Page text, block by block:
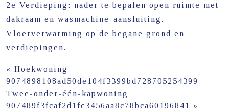
2e Verdieping: nader te bepalen open ruimte met
dakraam en wasmachine-aansluiting.
Vloerverwarming op de begane grond en
verdiepingen.
« Hoekwoning
9074898108ad50de104f3399bd728705254399
Twee-onder-één-kapwoning
907489f3fcaf2d1fc3456aa8c78bca60196841
»